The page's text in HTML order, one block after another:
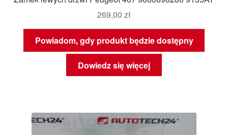
269,00 zł
Powiadom, gdy produkt będzie dostępny
Dowiedz się więcej